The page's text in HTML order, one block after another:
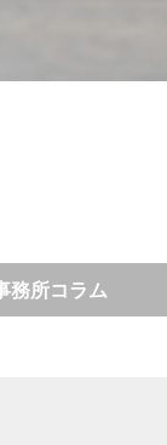
務所コラム